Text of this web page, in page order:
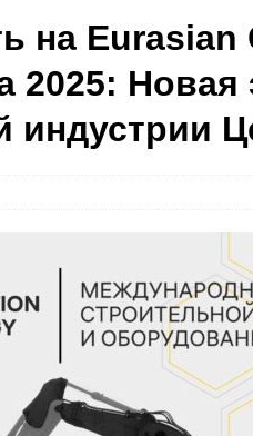
на Eurasian
2025: Новая
индустрии